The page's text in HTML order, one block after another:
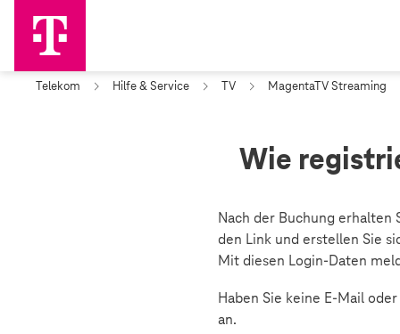
Telekom Hilfe & Service TV MagentaTV Streaming
Wie
Nach der Buchung erhalten
den Link und erstellen Sie
Mit diesen Login-Daten
Haben Sie keine E-Mail
an.